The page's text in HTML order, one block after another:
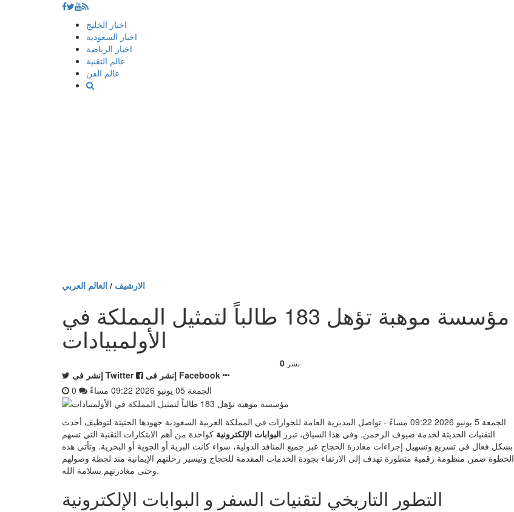
إذهب
المحتوى
اخبار الخليج
اخبار السعودية
اخبار الرياضة
عالم التقنية
عالم الفن
الارشيف / العالم العربي
مؤسسة موهبة تؤهل 183 طالباً لتمثيل المملكة في
الأولمبيادات
0 نشر
إنشر فى Twitter
إنشر فى Facebook
الجمعة 05 يونيو 2026 09:22 مساءً
الجمعة 5 يونيو 2026 09:22 مساءً - تواصل المديرية العامة للجوازات في المملكة العربية السعودية جهودها الحثيثة لتوظيف أحدث
التقنيات الحديثة لخدمة ضيوف الرحمن. وفي هذا السياق، تبرز البوابات الإلكترونية كواحدة من أهم الابتكارات التقنية التي تسهم
بشكل فعال في تسريع وتسهيل إجراءات مغادرة الحجاج عبر جميع المنافذ الدولية، سواء كانت البرية أو الجوية أو البحرية. وتأتي هذه
الخطوة ضمن منظومة رقمية متطورة تهدف إلى الارتقاء بجودة الخدمات المقدمة للحجاج وتيسير رحلتهم الإيمانية منذ لحظة وصولهم
وحتى مغادرتهم بسلامة الله.
التطور التاريخي لتقنيات السفر و البوابات الإلكترونية